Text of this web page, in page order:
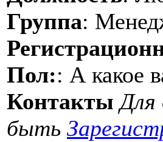
Группа:
Пол:: А какое
Контакты Для
быть